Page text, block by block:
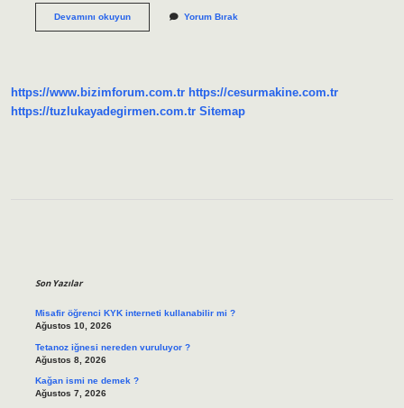
Devamını okuyunAmilaz
Yorum Bırak
https://www.bizimforum.com.tr https://cesurmakine.com.tr
https://tuzlukayadegirmen.com.tr Sitemap
Son Yazılar
Misafir öğrenci KYK interneti kullanabilir mi ?
Ağustos 10, 2026
Tetanoz iğnesi nereden vuruluyor ?
Ağustos 8, 2026
Kağan ismi ne demek ?
Ağustos 7, 2026